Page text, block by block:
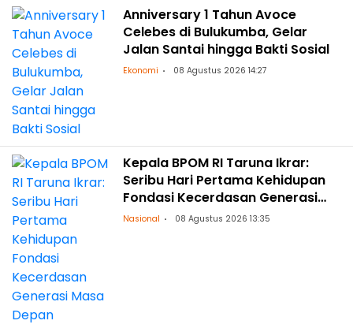
Anniversary 1 Tahun Avoce
Celebes di Bulukumba, Gelar
Jalan Santai hingga Bakti Sosial
Ekonomi 08 Agustus 2026 14:27
Kepala BPOM RI Taruna Ikrar:
Seribu Hari Pertama Kehidupan
Fondasi Kecerdasan Generasi
Masa Depan
Nasional 08 Agustus 2026 13:35